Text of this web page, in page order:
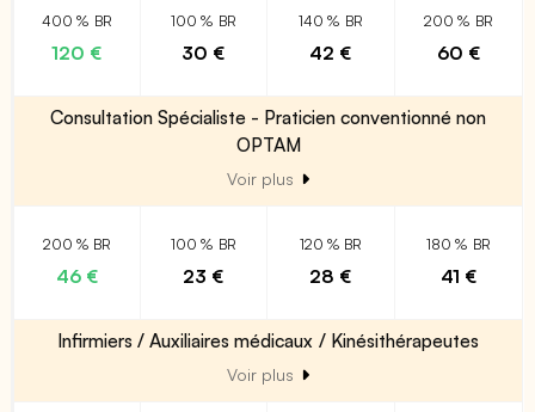
400 % BR
120 €
100 % BR
30 €
140 % BR
42 €
200 % BR
60 €
Consultation Spécialiste - Praticien conventionné non
OPTAM
Voir plus
200 % BR
46 €
100 % BR
23 €
120 % BR
28 €
180 % BR
41 €
Infirmiers / Auxiliaires médicaux / Kinésithérapeutes
Voir plus